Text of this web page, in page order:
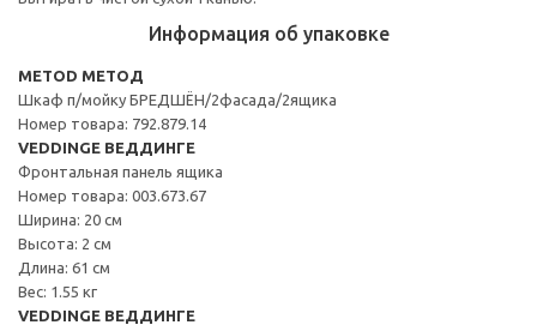
Информация об упаковке
METOD МЕТОД
Шкаф п/мойку БРЕДШЁН/2фасада/2ящика
Номер товара: 792.879.14
VEDDINGE ВЕДДИНГЕ
Фронтальная панель ящика
Номер товара: 003.673.67
Ширина: 20 см
Высота: 2 см
Длина: 61 см
Вес: 1.55 кг
VEDDINGE ВЕДДИНГЕ